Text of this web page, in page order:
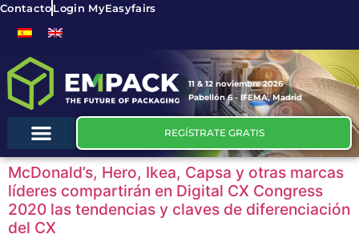
ContactoLogin MyEasyfairs
11 & 12 noviembre 2026
Pabellón 6 - IFEMA, Madrid
REGÍSTRATE GRATIS
McDonald’s, Hero, Ikea, Capsa y otras marcas
líderes compartirán en Digital CX Congress
2020 las tendencias y claves de diferenciación
del CX